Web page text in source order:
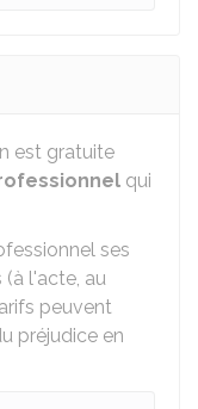
est gratuite
qui
ses
l'acte, au
peuvent
préjudice en